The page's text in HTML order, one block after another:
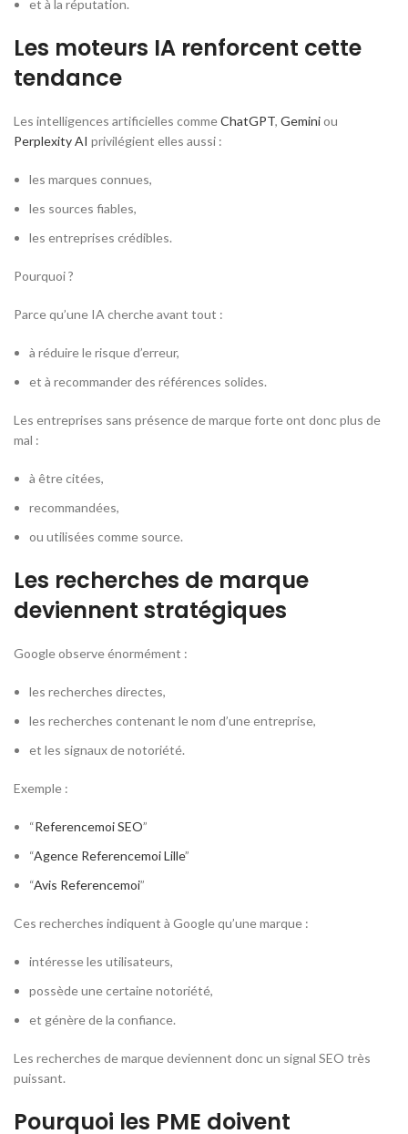
et à la réputation.
Les moteurs IA renforcent cette
tendance
Les intelligences artificielles commeChatGPT, Geminiou
Perplexity AI privilégient elles aussi :
les marques connues,
les sources fiables,
les entreprises crédibles.
Pourquoi ?
Parce qu’une IA cherche avant tout :
à réduire le risque d’erreur,
et à recommander des références solides.
Les entreprises sans présence de marque forte ont donc plus de
mal :
à être citées,
recommandées,
ou utilisées comme source.
Les recherches de marque
deviennent stratégiques
Google observe énormément :
les recherches directes,
les recherches contenant le nom d’une entreprise,
et les signaux de notoriété.
Exemple :
“Referencemoi SEO”
“Agence Referencemoi Lille”
“Avis Referencemoi”
Ces recherches indiquent à Google qu’une marque :
intéresse les utilisateurs,
possède une certaine notoriété,
et génère de la confiance.
Les recherches de marque deviennent donc un signal SEO très
puissant.
Pourquoi les PME doivent